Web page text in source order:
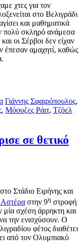
χτες για τον
στο Βελιγράδι
και μαθηματικά
πολύ σκληρό ανάμεσα
οι Σέρβοι δεν είχαν
έπεσαν αμαχητί, καθώς
Γιάννης Σφαιρόπουλος,
, Μόουζες Ράιτ, Τζόελ
σε θετικό
Στάδιο Ειρήνης και
στην 9η στροφή
μία σχέση άρρηκτη και
την ενισχύσουν. Ο
φέτος διαθέτει
από τον Ολυμπιακό